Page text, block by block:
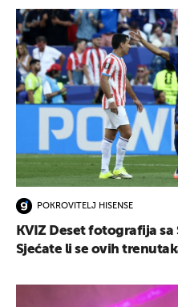
POKROVITELJ HISENSE
KVIZ Deset fotografija
Sjećate li se ovih